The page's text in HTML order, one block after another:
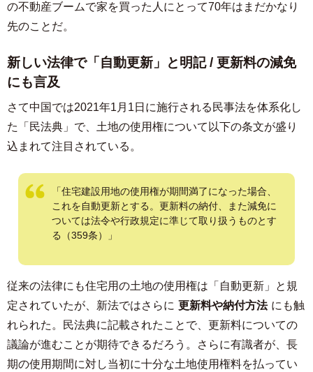
の不動産ブームで家を買った人にとって70年はまだかなり
先のことだ。
新しい法律で「自動更新」と明記 / 更新料の減免
にも言及
さて中国では2021年1月1日に施行される民事法を体系化し
た「民法典」で、土地の使用権について以下の条文が盛り
込まれて注目されている。
「住宅建設用地の使用権が期間満了になった場合、
これを自動更新とする。更新料の納付、また減免に
ついては法令や行政規定に準じて取り扱うものとす
る（359条）」
従来の法律にも住宅用の土地の使用権は「自動更新」と規
定されていたが、新法ではさらに 更新料や納付方法 にも触
れられた。民法典に記載されたことで、更新料についての
議論が進むことが期待できるだろう。さらに有識者が、長
期の使用期間に対し当初に十分な土地使用権料を払ってい